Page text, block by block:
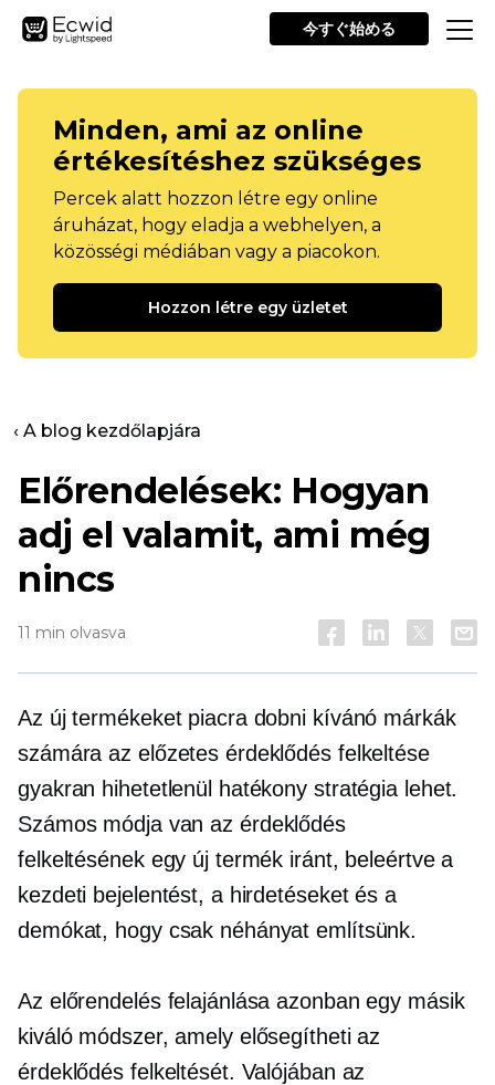
今すぐ始める
Minden, ami az online
értékesítéshez szükséges
Percek alatt hozzon létre egy online
áruházat, hogy eladja a webhelyen, a
közösségi médiában vagy a piacokon.
Hozzon létre egy üzletet
‹ A blog kezdőlapjára
Előrendelések: Hogyan
adj el valamit, ami még
nincs
11 min olvasva
Az új termékeket piacra dobni kívánó márkák
számára az előzetes érdeklődés felkeltése
gyakran hihetetlenül hatékony stratégia lehet.
Számos módja van az érdeklődés
felkeltésének egy új termék iránt, beleértve a
kezdeti bejelentést, a hirdetéseket és a
demókat, hogy csak néhányat említsünk.
Az előrendelés felajánlása azonban egy másik
kiváló módszer, amely elősegítheti az
érdeklődés felkeltését. Valójában az